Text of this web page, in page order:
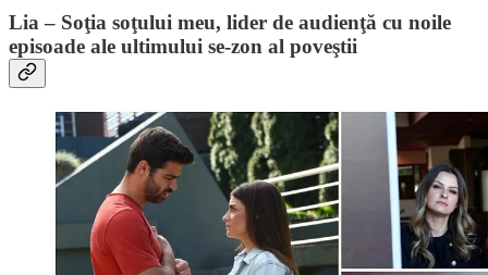
Lia – Soţia soţului meu, lider de audienţă cu noile
episoade ale ultimului se-zon al poveştii